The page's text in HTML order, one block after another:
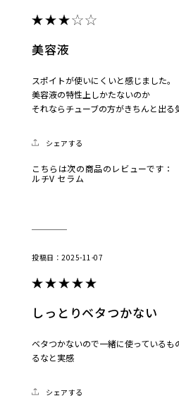
美容液
スポイトが使いにくいと感じました。
美容液の特性上しかたないのか
それならチューブの方がきちんと出る
シェアする
こちらは次の商品のレビューです：
ルチV セラム
2025-11-07
しっとりベタつかない
ベタつかないので一緒に使っている
るなと実感
シェアする